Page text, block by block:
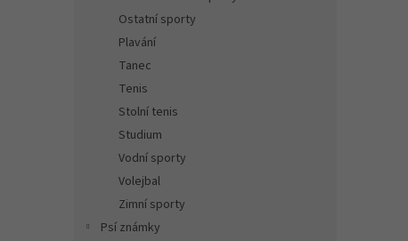
Ostatní sporty
Plavání
Tanec
Tenis
Stolní tenis
Studium
Vodní sporty
Volejbal
Zimní sporty
Psí známky